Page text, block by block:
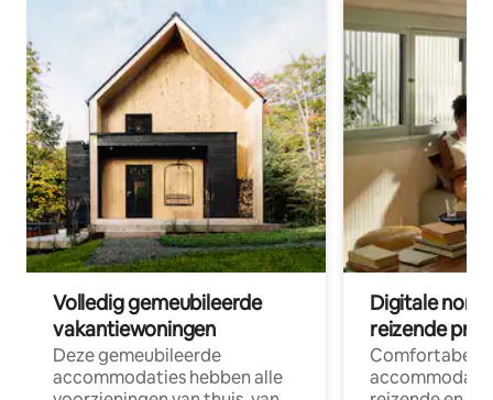
Volledig gemeubileerde
vakantiewoningen
Deze gemeubileerde
accommodaties hebben alle
Digitale
reizende
Comfortabele